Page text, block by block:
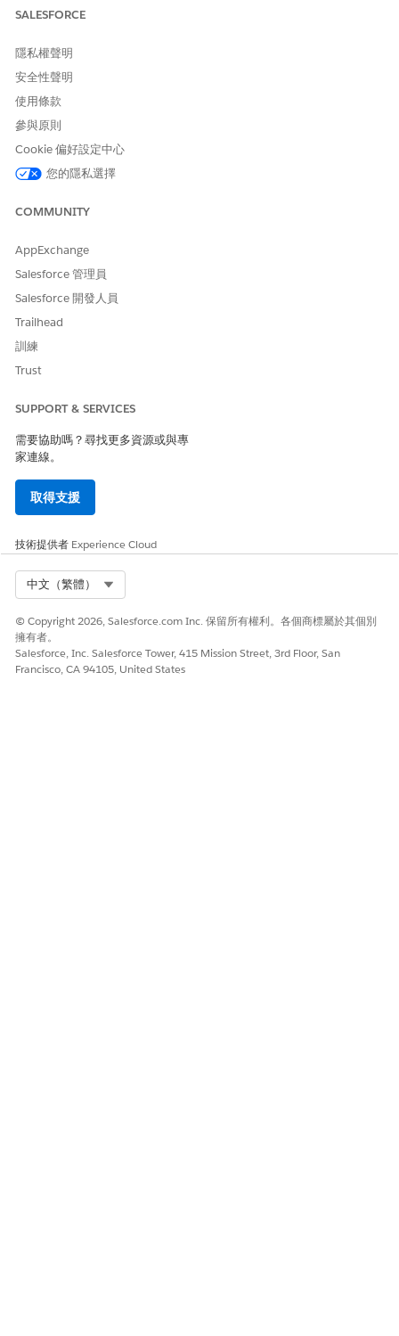
參照動作類型
參考動作
此動作是否會執行一或多個提
示範本?
SALESFORCE
隱私權聲明
安全性聲明
使用條款
參與原則
Cookie 偏好設定中心
您的隱私選擇
COMMUNITY
AppExchange
Salesforce 管理員
Salesforce 開發人員
Trailhead
訓練
Trust
SUPPORT & SERVICES
需要協助嗎？尋找更多資源或與專
家連線。
取得支援
技術提供者 Experience Cloud
中文（繁體）
© Copyright 2026, Salesforce.com Inc. 保留所有權利。各個商標屬於其個別
擁有者。
Salesforce, Inc. Salesforce Tower, 415 Mission Street, 3rd Floor, San
Francisco, CA 94105, United States